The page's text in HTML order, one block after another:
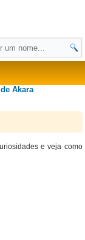
Akara
e veja como